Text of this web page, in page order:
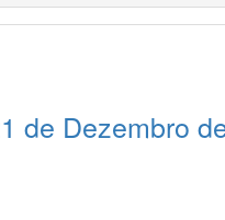
de Dezembro